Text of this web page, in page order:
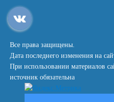
Все права защищены.
Дата последнего изменения на
При использовании материалов
источник обязательна